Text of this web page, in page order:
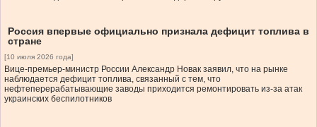
Россия впервые официально признала дефицит топлива в
стране
[10 июля 2026 года]
Вице-премьер-министр России Александр Новак заявил, что на рынке
наблюдается дефицит топлива, связанный с тем, что
нефтеперерабатывающие заводы приходится ремонтировать из-за атак
украинских беспилотников